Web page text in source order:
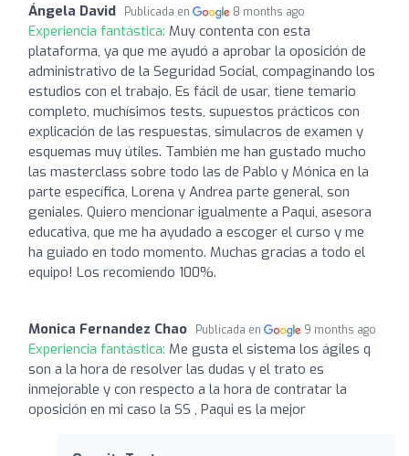
Ángela David Publicada en 8 months ago
Experiencia fantástica: Muy contenta con esta
plataforma, ya que me ayudó a aprobar la oposición de
administrativo de la Seguridad Social, compaginando los
estudios con el trabajo. Es fácil de usar, tiene temario
completo, muchísimos tests, supuestos prácticos con
explicación de las respuestas, simulacros de examen y
esquemas muy útiles. También me han gustado mucho
las masterclass sobre todo las de Pablo y Mónica en la
parte específica, Lorena y Andrea parte general, son
geniales. Quiero mencionar igualmente a Paqui, asesora
educativa, que me ha ayudado a escoger el curso y me
ha guiado en todo momento. Muchas gracias a todo el
equipo! Los recomiendo 100%.
Monica Fernandez Chao Publicada en 9 months ago
Experiencia fantástica: Me gusta el sistema los ágiles q
son a la hora de resolver las dudas y el trato es
inmejorable y con respecto a la hora de contratar la
oposición en mi caso la SS , Paqui es la mejor